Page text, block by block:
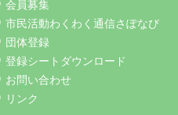
会員募集
市民活動わくわく通信さぽなび
団体登録
登録シートダウンロード
お問い合わせ
リンク